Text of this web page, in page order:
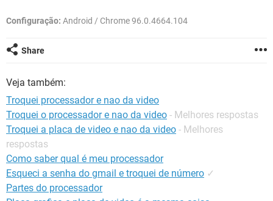
Configuração: Android / Chrome 96.0.4664.104
Share
Veja também:
Troquei processador e nao da video
Troquei o processador e nao da video - Melhores respostas
Troquei a placa de video e nao da video - Melhores
respostas
Como saber qual é meu processador
Esqueci a senha do gmail e troquei de número ✓
Partes do processador